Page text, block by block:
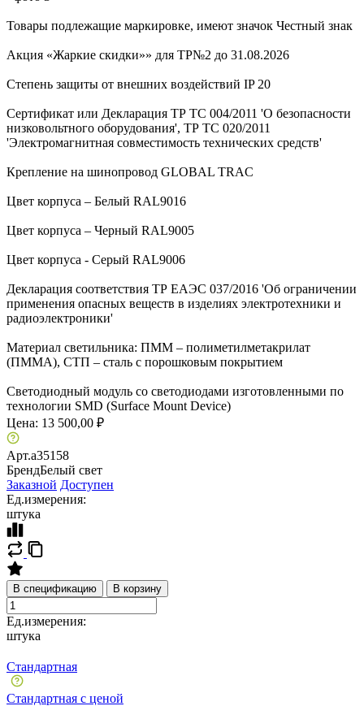
Товары подлежащие маркировке, имеют значок Честный знак
Акция «Жаркие скидки»» для ТР№2 до 31.08.2026
Степень защиты от внешних воздействий IP 20
Сертификат или Декларация ТР ТС 004/2011 'О безопасности
низковольтного оборудования', ТР ТС 020/2011
'Электромагнитная совместимость технических средств'
Крепление на шинопровод GLOBAL TRAC
Цвет корпуса – Белый RAL9016
Цвет корпуса – Черный RAL9005
Цвет корпуса - Серый RAL9006
Декларация соответствия ТР ЕАЭС 037/2016 'Об ограничении
применения опасных веществ в изделиях электротехники и
радиоэлектроники'
Материал светильника: ПММ – полиметилметакрилат
(ПММА), СТП – сталь с порошковым покрытием
Светодиодный модуль со светодиодами изготовленными по
технологии SMD (Surface Mount Device)
Цена: 13 500,00 ₽
Арт.a35158
БрендБелый свет
Заказной Доступен
Ед.измерения:
штука
В спецификацию В корзину
Ед.измерения:
штука
Стандартная
Стандартная с ценой